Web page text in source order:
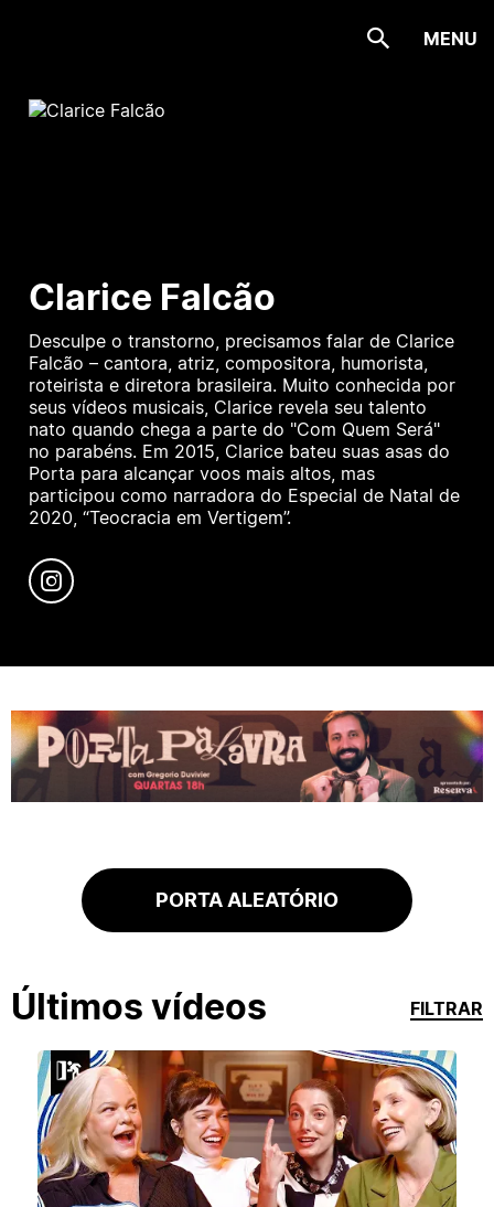
MENU
Clarice Falcão
Desculpe o transtorno, precisamos falar de Clarice
Falcão – cantora, atriz, compositora, humorista,
roteirista e diretora brasileira. Muito conhecida por
seus vídeos musicais, Clarice revela seu talento
nato quando chega a parte do "Com Quem Será"
no parabéns. Em 2015, Clarice bateu suas asas do
Porta para alcançar voos mais altos, mas
participou como narradora do Especial de Natal de
2020, “Teocracia em Vertigem”.
PORTA ALEATÓRIO
Últimos vídeos FILTRAR